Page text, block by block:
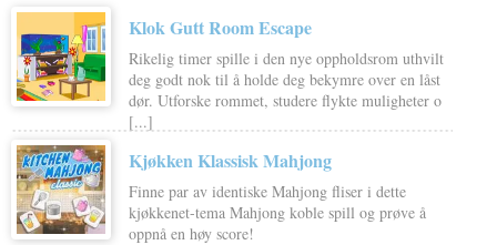
Klok Gutt Room Escape
Rikelig timer spille i den nye oppholdsrom uthvilt
deg godt nok til å holde deg bekymre over en låst
dør. Utforske rommet, studere flykte muligheter o
[...]
Kjøkken Klassisk Mahjong
Finne par av identiske Mahjong fliser i dette
kjøkkenet-tema Mahjong koble spill og prøve å
oppnå en høy score!